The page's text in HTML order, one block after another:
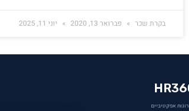
בקרת שכר פברואר 13, 2020 יוני 11, 2025
אפקטיביים